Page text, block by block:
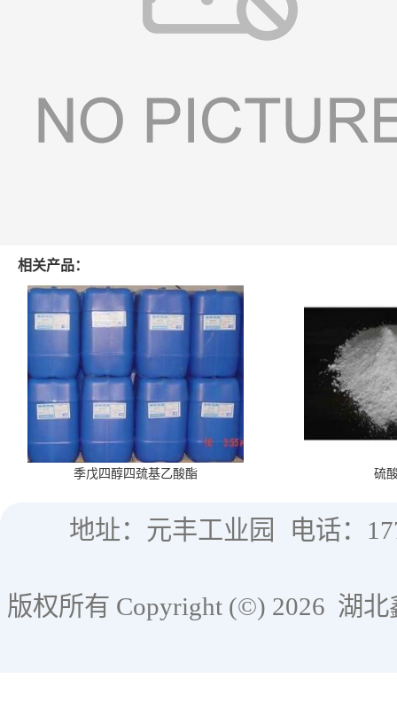
相关产品：
季戊四醇四巯基乙酸酯 硫
地址：元丰工业园 电话：
版权所有 Copyright (©) 2026 湖北